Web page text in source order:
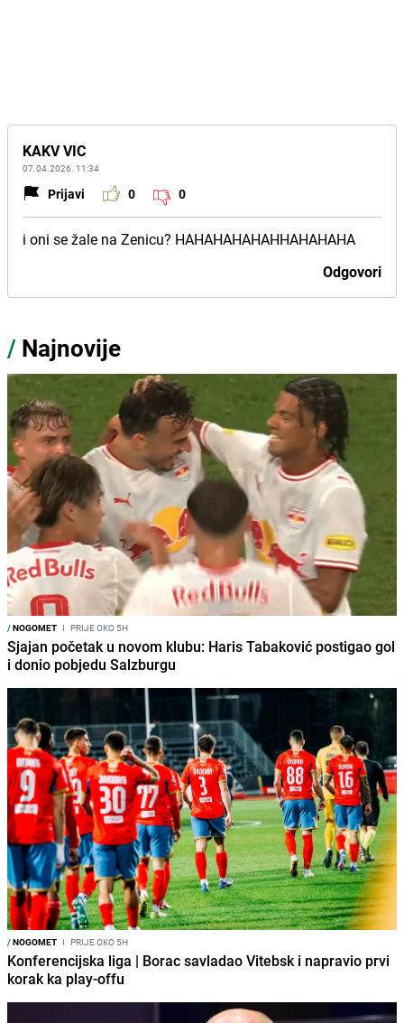
KAKV VIC
07.04.2026. 11:34
Prijavi 0 0
i oni se žale na Zenicu? HAHAHAHAHAHHAHAHAHA
Odgovori
/ Najnovije
/NOGOMET I PRIJE OKO 5H
Sjajan početak u novom klubu: Haris Tabaković postigao gol
i donio pobjedu Salzburgu
/NOGOMET I PRIJE OKO 5H
Konferencijska liga | Borac savladao Vitebsk i napravio prvi
korak ka play-offu